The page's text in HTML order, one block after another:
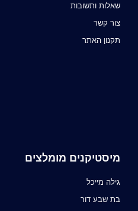
שאלות ותשובות
צור קשר
תקנון האתר
מיסטיקנים מומלצים
גילה מייכל
בת שבע דור